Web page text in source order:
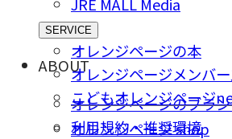
SERVICE
オレンジページの本
オレンジページメンバ
こどもオレンジページ
オレンジページ shop
ABOUT
オレンジページのブラ
利用規約・推奨環境